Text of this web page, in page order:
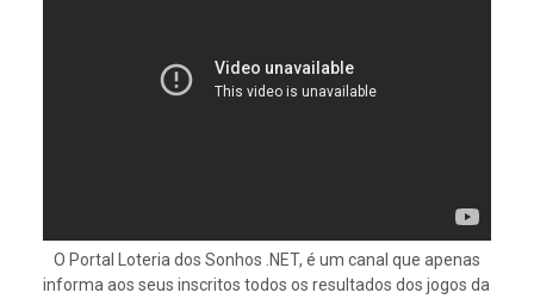
O Portal Loteria dos Sonhos .NET, é um canal que apenas
informa aos seus inscritos todos os resultados dos jogos da